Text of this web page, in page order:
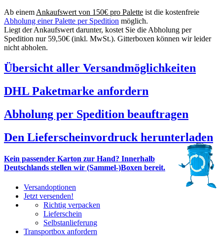
Ab einem Ankaufswert von 150€ pro Palette ist die kostenfreie
Abholung einer Palette per Spedition möglich.
Liegt der Ankaufswert darunter, kostet Sie die Abholung per
Spedition nur 59,50€ (inkl. MwSt.). Gitterboxen können wir leider
nicht abholen.
Übersicht aller Versandmöglichkeiten
DHL Paketmarke anfordern
Abholung per Spedition beauftragen
Den Lieferscheinvordruck herunterladen
Kein passender Karton zur Hand? Innerhalb
Deutschlands stellen wir (Sammel-)Boxen bereit.
Versandoptionen
Jetzt versenden!
Richtig verpacken
Lieferschein
Selbstanlieferung
Transportbox anfordern